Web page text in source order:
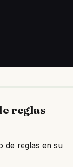
reglas
de reglas en su